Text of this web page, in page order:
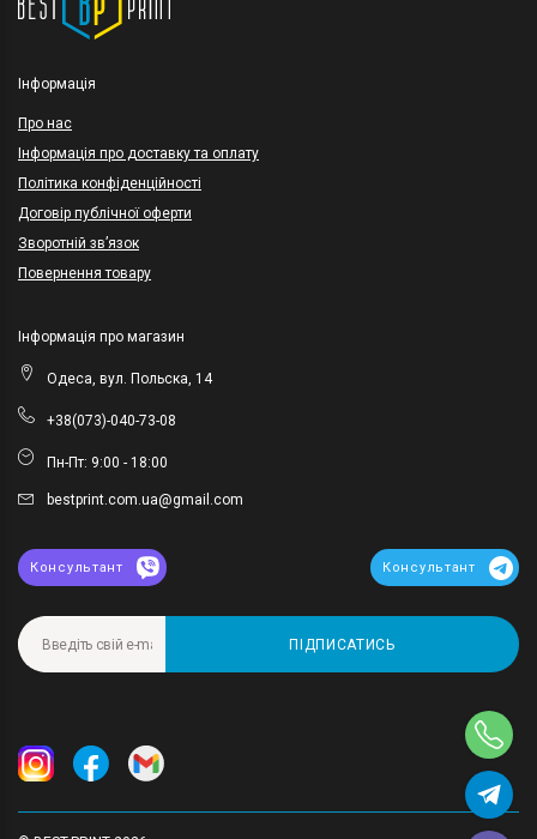
Інформація
Про нас
Інформація про доставку та оплату
Політика конфіденційності
Договір публічної оферти
Зворотній зв’язок
Повернення товару
Інформація про магазин
Одеса, вул. Польска, 14
+38(073)-040-73-08
Пн-Пт: 9:00 - 18:00
bestprint.com.ua@gmail.com
Консультант Консультант
ПІДПИСАТИСЬ